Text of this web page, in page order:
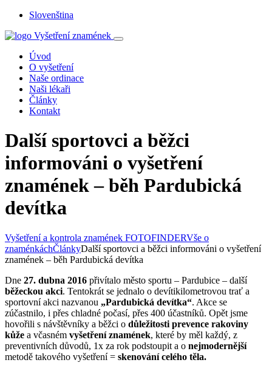
Slovenština
Úvod
O vyšetření
Naše ordinace
Naši lékaři
Články
Kontakt
Další sportovci a běžci
informováni o vyšetření
znamének – běh Pardubická
devítka
Vyšetření a kontrola znamének FOTOFINDERVše o
znaménkáchČlánkyDalší sportovci a běžci informováni o vyšetření
znamének – běh Pardubická devítka
Dne 27. dubna 2016 přivítalo město sportu – Pardubice – další
běžeckou akci. Tentokrát se jednalo o devítikilometrovou trať a
sportovní akci nazvanou „Pardubická devítka“. Akce se
zúčastnilo, i přes chladné počasí, přes 400 účastníků. Opět jsme
hovořili s návštěvníky a běžci o důležitosti prevence rakoviny
kůže a včasném vyšetření znamének, které by měl každý, z
preventivních důvodů, 1x za rok podstoupit a o nejmodernější
metodě takového vyšetření = skenování celého těla.